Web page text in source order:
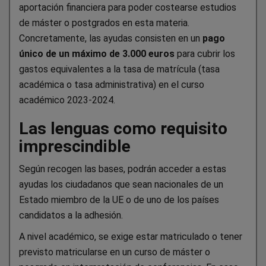
aportación financiera para poder costearse estudios
de máster o postgrados en esta materia.
Concretamente, las ayudas consisten en un pago
único de un máximo de 3.000 euros para cubrir los
gastos equivalentes a la tasa de matrícula (tasa
académica o tasa administrativa) en el curso
académico 2023-2024.
Las lenguas como requisito
imprescindible
Según recogen las bases, podrán acceder a estas
ayudas los ciudadanos que sean nacionales de un
Estado miembro de la UE o de uno de los países
candidatos a la adhesión.
A nivel académico, se exige estar matriculado o tener
previsto matricularse en un curso de máster o